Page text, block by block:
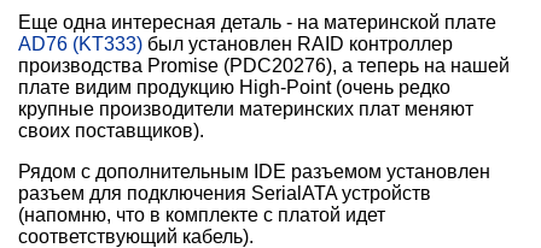
Еще одна интересная деталь - на материнской плате
AD76 (KT333) был установлен RAID контроллер
производства Promise (PDC20276), а теперь на нашей
плате видим продукцию High-Point (очень редко
крупные производители материнских плат меняют
своих поставщиков).
Рядом с дополнительным IDE разъемом установлен
разъем для подключения SerialATA устройств
(напомню, что в комплекте с платой идет
соответствующий кабель).